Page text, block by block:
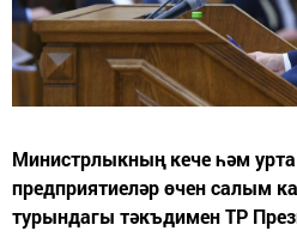
Министрлыкның кече һәм урта
предприятиеләр өчен салым
турындагы тәкъдимен ТР